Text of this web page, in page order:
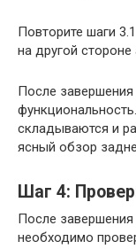
Повторите шаги
на другой стороне
После завершения
складываются и
ясный обзор
Шаг 4:
После завершения
необходимо